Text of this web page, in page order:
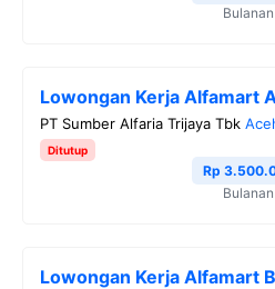
Bulanan
Lowongan Kerja Alfamart
PT Sumber Alfaria Trijaya Tbk
Ditutup
Rp
Bulanan
Lowongan Kerja Alfamart